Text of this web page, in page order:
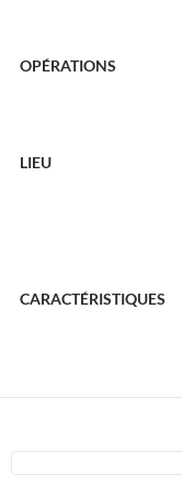
OPÉRATIONS
LIEU
CARACTÉRISTIQUES